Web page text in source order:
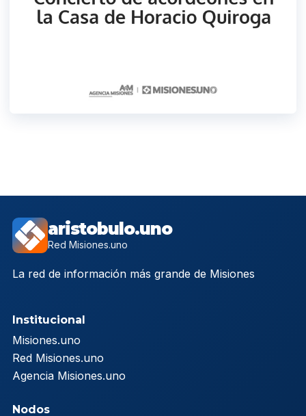
aristobulo.uno
Red Misiones.uno
La red de información más grande de Misiones
Institucional
Misiones.uno
Red Misiones.uno
Agencia Misiones.uno
Nodos